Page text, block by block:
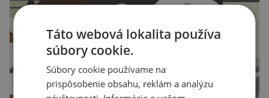
Táto webová lokalita používa
súbory cookie.
Súbory cookie používame na
prispôsobenie obsahu, reklám a analýzu